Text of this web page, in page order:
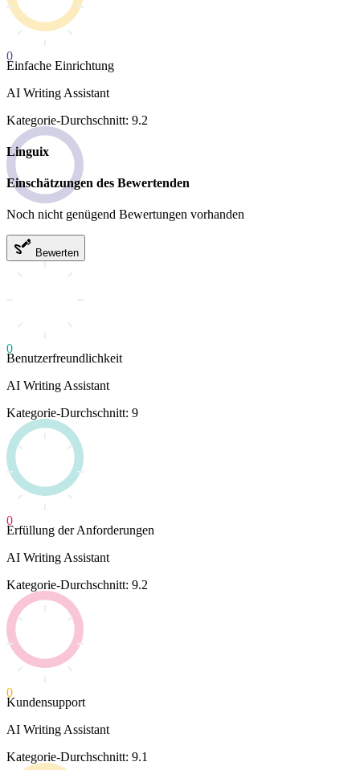
0
Einfache Einrichtung
AI Writing Assistant
Kategorie-Durchschnitt: 9.2
Linguix
Einschätzungen des Bewertenden
Noch nicht genügend Bewertungen vorhanden
Bewerten
0
Benutzerfreundlichkeit
AI Writing Assistant
Kategorie-Durchschnitt: 9
0
Erfüllung der Anforderungen
AI Writing Assistant
Kategorie-Durchschnitt: 9.2
0
Kundensupport
AI Writing Assistant
Kategorie-Durchschnitt: 9.1